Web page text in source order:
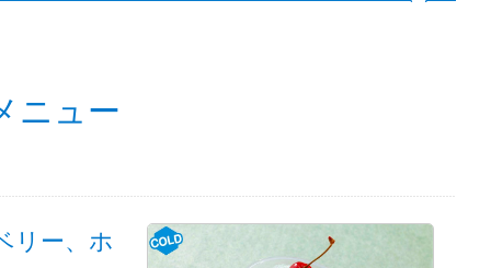
ニュー
リー、ホ